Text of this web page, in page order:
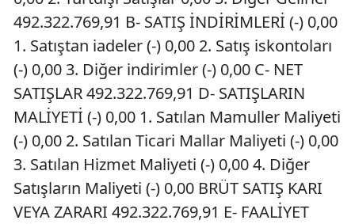
492.322.769,91 B- SATIŞ İNDİRİMLERİ (-) 0,00
1. Satıştan iadeler (-) 0,00 2. Satış iskontoları
(-) 0,00 3. Diğer indirimler (-) 0,00 C- NET
SATIŞLAR 492.322.769,91 D- SATIŞLARIN
MALİYETİ (-) 0,00 1. Satılan Mamuller Maliyeti
(-) 0,00 2. Satılan Ticari Mallar Maliyeti (-) 0,00
3. Satılan Hizmet Maliyeti (-) 0,00 4. Diğer
Satışların Maliyeti (-) 0,00 BRÜT SATIŞ KARI
VEYA ZARARI 492.322.769,91 E- FAALİYET